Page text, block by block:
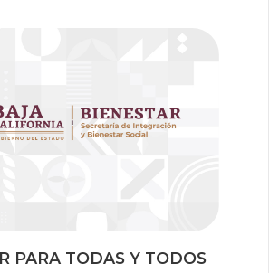
PARA TODAS Y TODOS